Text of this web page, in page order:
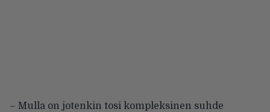
– Mulla on jotenkin tosi kompleksinen suhde